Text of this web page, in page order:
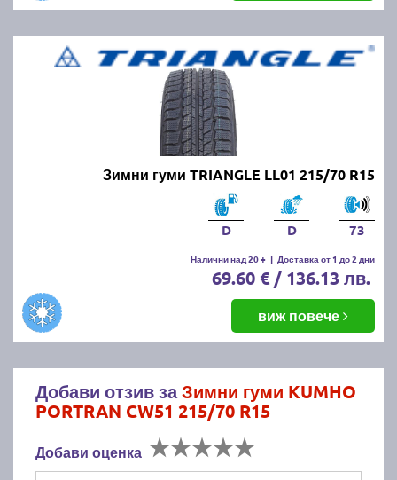
Зимни гуми TRIANGLE LL01 215/70 R15
D D 73
Налични над 20 + | Доставка от 1 до 2 дни
69.60 € / 136.13 лв.
виж повече
Добави отзив заЗимни гуми KUMHO
PORTRAN CW51 215/70 R15
Добави оценка